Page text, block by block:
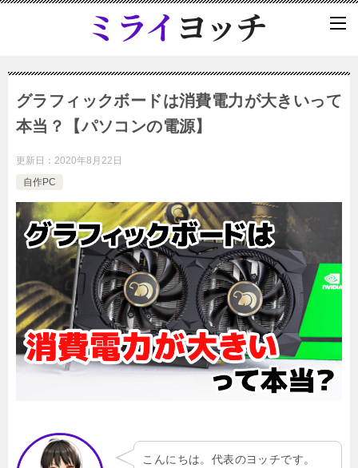
グラフィックボードは消費電力が大きいって
本当？【パソコンの電源】
更新日： 2020年8月22日
自作PC
こんにちは。代表のヨッチです。